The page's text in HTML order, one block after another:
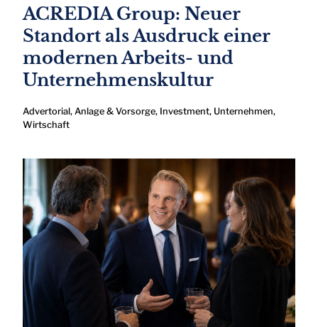
ACREDIA Group: Neuer
Standort als Ausdruck einer
modernen Arbeits- und
Unternehmenskultur
Advertorial, Anlage & Vorsorge, Investment, Unternehmen,
Wirtschaft